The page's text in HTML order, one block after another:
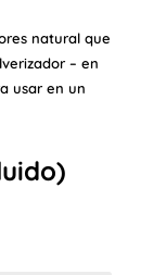
natural que
– en
usar en un